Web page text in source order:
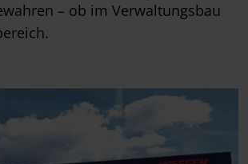
– ob im Verwaltungsbau